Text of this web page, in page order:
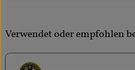
Verwendet oder empfohlen